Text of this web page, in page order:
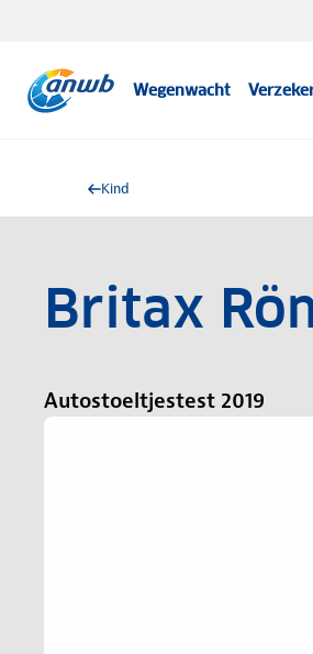
Wegenwacht
Kind
Britax
Autostoeltjestest 2019